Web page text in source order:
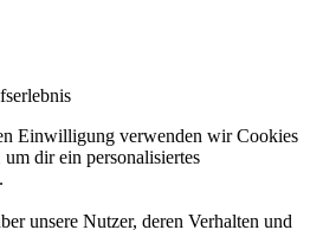
Einwilligung verwenden wir Cookies
dir ein personalisiertes
unsere Nutzer, deren Verhalten und